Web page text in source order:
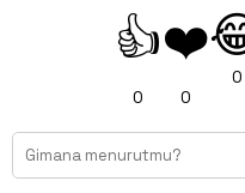
👍
0
❤️
0
0